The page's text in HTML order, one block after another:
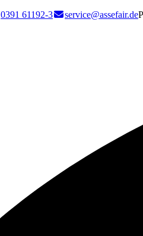
0391 61192-3 service@assefair.de